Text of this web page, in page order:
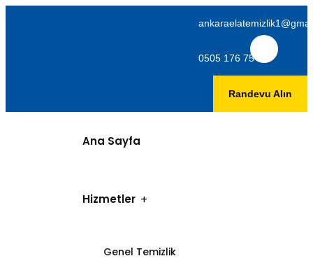
0505 176 75 06
Randevu Alın
Ana Sayfa
Hizmetler
Genel Temizlik